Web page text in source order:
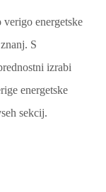
energetske
S
izrabi
energetske
sekcij.